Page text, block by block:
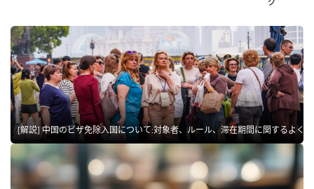
[解説] 中国のビザ免除入国について:対象者、ルール、滞在期間に関するよく